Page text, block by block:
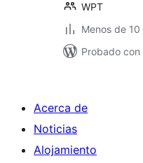
WPT
Menos de
Probado con
Acerca de
Noticias
Alojamiento